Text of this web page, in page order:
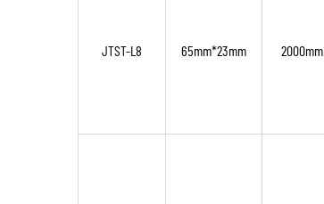
JTST-L8 65mm*23mm 2000mm